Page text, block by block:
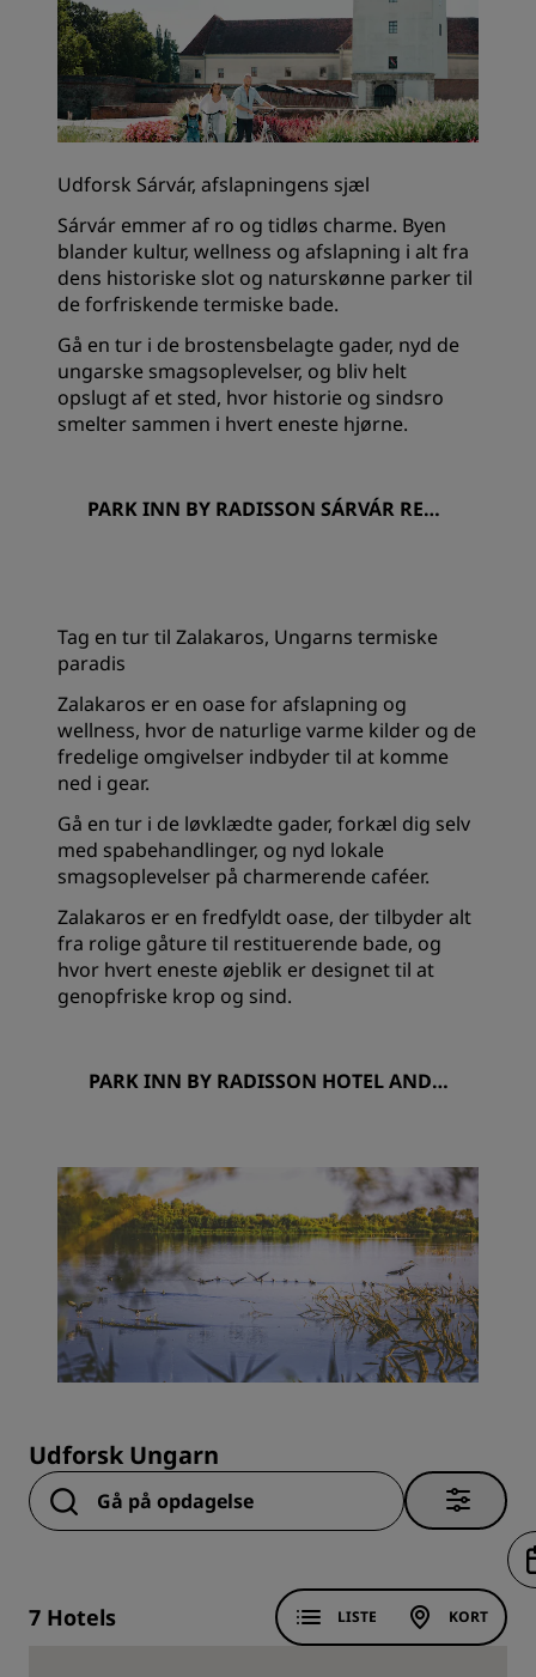
Udforsk Sárvár, afslapningens sjæl
Sárvár emmer af ro og tidløs charme. Byen
blander kultur, wellness og afslapning i alt fra
dens historiske slot og naturskønne parker til
de forfriskende termiske bade.
Gå en tur i de brostensbelagte gader, nyd de
ungarske smagsoplevelser, og bliv helt
opslugt af et sted, hvor historie og sindsro
smelter sammen i hvert eneste hjørne.
PARK INN BY RADISSON SÁRVÁR RESO
Tag en tur til Zalakaros, Ungarns termiske
paradis
Zalakaros er en oase for afslapning og
wellness, hvor de naturlige varme kilder og de
fredelige omgivelser indbyder til at komme
ned i gear.
Gå en tur i de løvklædte gader, forkæl dig selv
med spabehandlinger, og nyd lokale
smagsoplevelser på charmerende caféer.
Zalakaros er en fredfyldt oase, der tilbyder alt
fra rolige gåture til restituerende bade, og
hvor hvert eneste øjeblik er designet til at
genopfriske krop og sind.
PARK INN BY RADISSON HOTEL AND S
Udforsk Ungarn
LISTE KORT
7 Hotels